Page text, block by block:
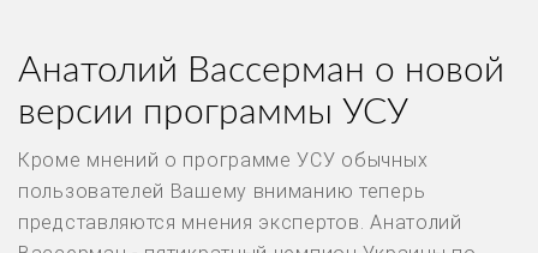
Анатолий Вассерман о новой
версии программы УСУ
Кроме мнений о программе УСУ обычных
пользователей Вашему вниманию теперь
представляются мнения экспертов. Анатолий